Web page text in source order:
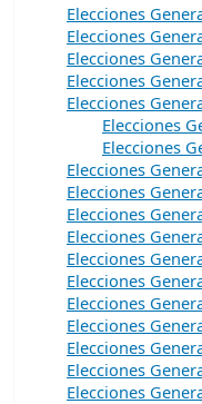
Elecciones
Elecciones
Elecciones
Elecciones
Elecciones
Elecciones
Elecciones
Elecciones
Elecciones
Elecciones
Elecciones
Elecciones
Elecciones
Elecciones
Elecciones
Elecciones
Elecciones
Elecciones